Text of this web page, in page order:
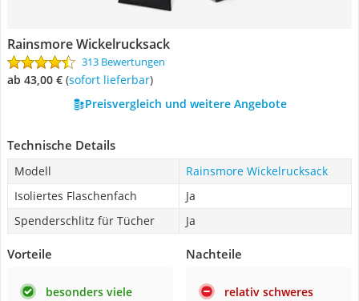
Rainsmore Wickelrucksack
313 Bewertungen
ab 43,00 € ( Sofort lieferbar)
Preisvergleich und weitere Angebote
Technische Details
Modell
Rainsmore Wickelrucksack
Isoliertes Flaschenfach
Ja
Spenderschlitz für Tücher
Ja
Vorteile
besonders viele
Nachteile
relativ schweres